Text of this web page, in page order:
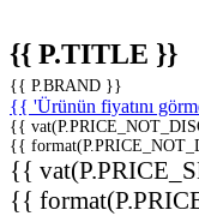
{{ P.TITLE }}
{{ P.BRAND }}
{{ 'Ürünün fiyatını
{{
{{
{{
{{